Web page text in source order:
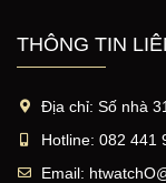
THÔNG TIN
Địa chỉ: Số nhà
Hotline: 082 441
Email: